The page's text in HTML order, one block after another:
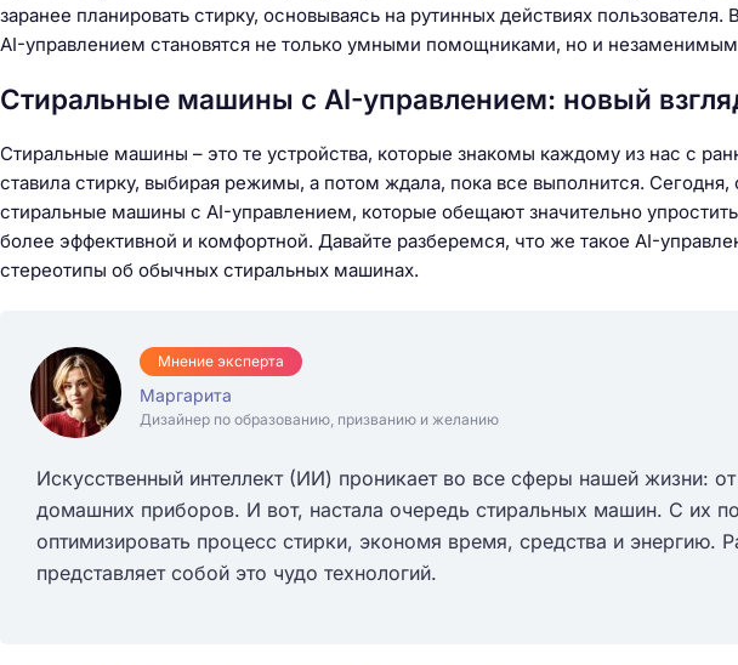
заранее планировать стирку, основываясь на рутинных действиях
AI-управлением становятся не только умными помощниками, но и
Стиральные машины с AI-управлением: новый
Стиральные машины – это те устройства, которые знакомы каждому из нас с
ставила стирку, выбирая режимы, а потом ждала, пока все выполнится. Сегодня,
стиральные машины с AI-управлением, которые обещают значительно
более эффективной и комфортной. Давайте разберемся, что же такое AI-
стереотипы об обычных стиральных машинах.
Мнение эксперта
Маргарита
Дизайнер по образованию, призванию и желанию
Искусственный интеллект (ИИ) проникает во все сферы нашей жизни:
домашних приборов. И вот, настала очередь стиральных машин. С
оптимизировать процесс стирки, экономя время, средства и энергию.
представляет собой это чудо технологий.